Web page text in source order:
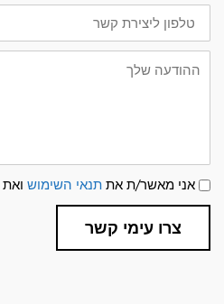
טלפון
ליצירת
קשר
ההודעה
שלך
תנאי
שימוש
ומדיניות
פרטיות
אני מאשר/ת את תנאי השימוש ואת
צרו עימי קשר